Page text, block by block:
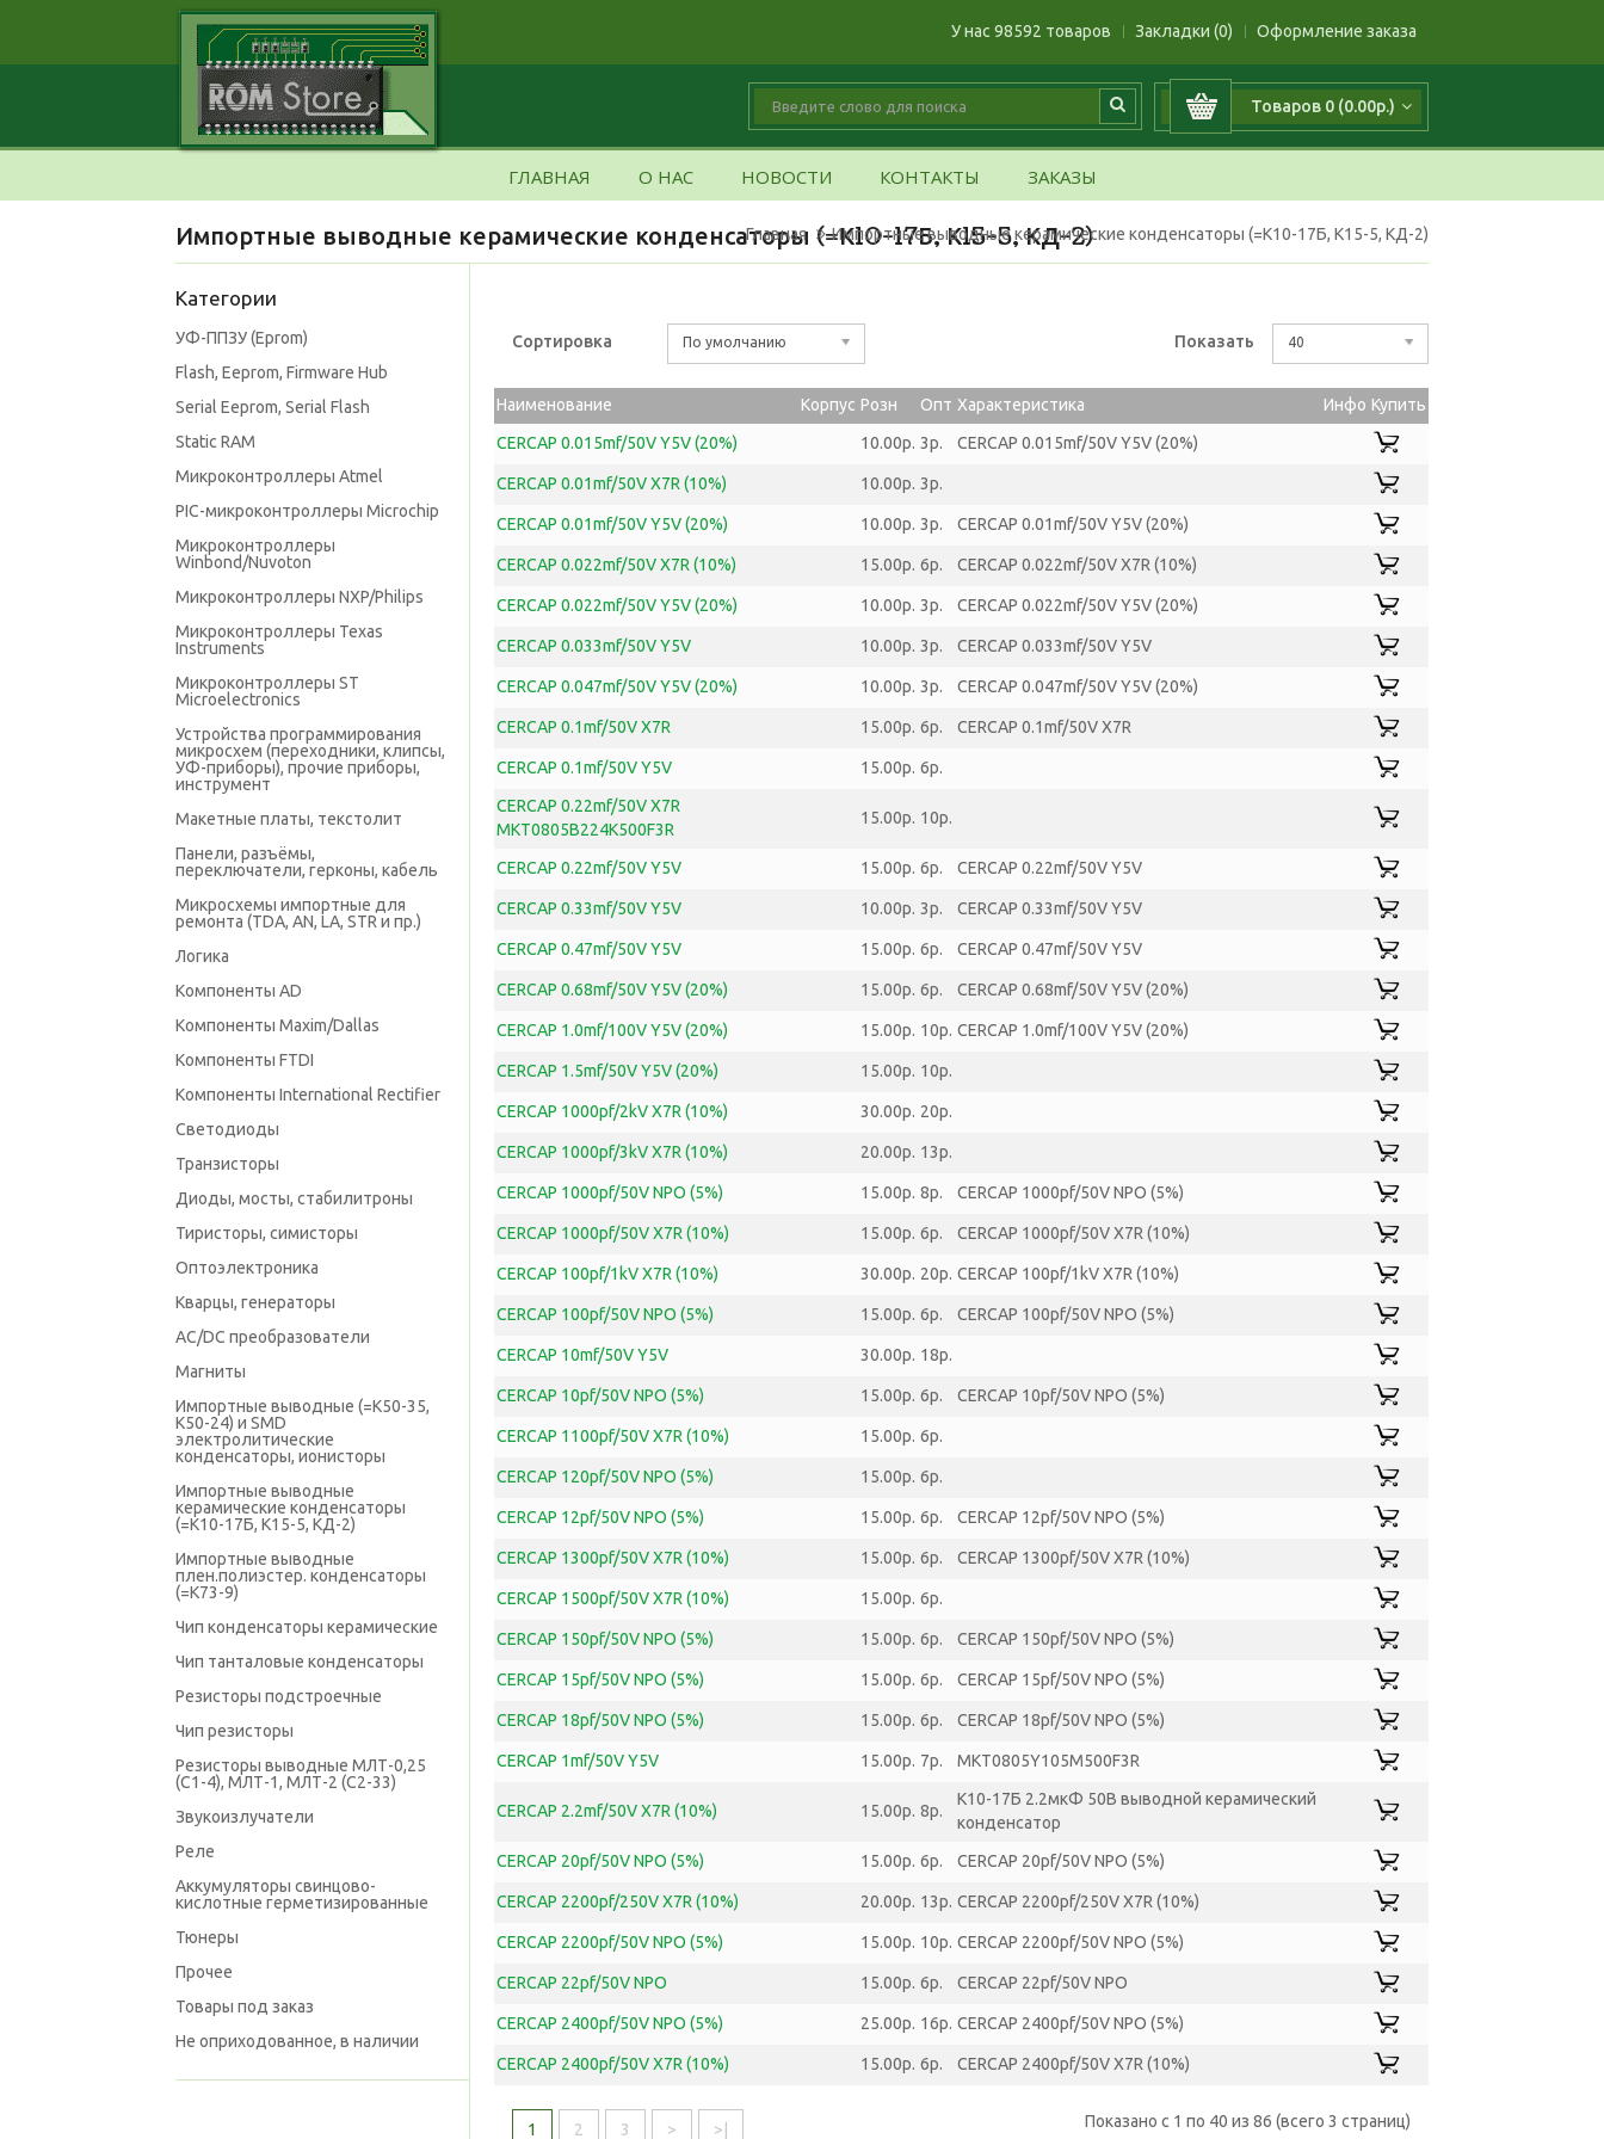
У нас 98592 товаров Закладки (0) Оформление заказа
Товаров 0 (0.00р.)
ГЛАВНАЯ О НАС НОВОСТИ КОНТАКТЫ ЗАКАЗЫ
Импортные выводные керамические конденсаторы (=К10-17Б, К15-5, КД-2)
Главная Импортные выводные керамические конденсаторы (=К10-17Б, К15-5, КД-2)
Категории
УФ-ППЗУ (Eprom)
Flash, Eeprom, Firmware Hub
Serial Eeprom, Serial Flash
Static RAM
Микроконтроллеры Atmel
PIC-микроконтроллеры Microchip
Микроконтроллеры
Winbond/Nuvoton
Микроконтроллеры NXP/Philips
Микроконтроллеры Texas
Instruments
Микроконтроллеры ST
Microelectronics
Устройства программирования
микросхем (переходники, клипсы,
УФ-приборы), прочие приборы,
инструмент
Макетные платы, текстолит
Панели, разъёмы,
переключатели, герконы, кабель
Микросхемы импортные для
ремонта (TDA, AN, LA, STR и пр.)
Логика
Компоненты AD
Компоненты Maxim/Dallas
Компоненты FTDI
Компоненты International Rectifier
Светодиоды
Транзисторы
Диоды, мосты, стабилитроны
Тиристоры, симисторы
Оптоэлектроника
Кварцы, генераторы
AC/DC преобразователи
Магниты
Импортные выводные (=К50-35,
К50-24) и SMD
электролитические
конденсаторы, ионисторы
Импортные выводные
керамические конденсаторы
(=К10-17Б, К15-5, КД-2)
Импортные выводные
плен.полиэстер. конденсаторы
(=К73-9)
Чип конденсаторы керамические
Чип танталовые конденсаторы
Резисторы подстроечные
Чип резисторы
Резисторы выводные МЛТ-0,25
(С1-4), МЛТ-1, МЛТ-2 (С2-33)
Звукоизлучатели
Реле
Аккумуляторы свинцово-
кислотные герметизированные
Тюнеры
Прочее
Товары под заказ
Не оприходованное, в наличии
Сортировка По умолчанию Показать 40
Наименование Корпус Розн Опт Характеристика Инфо Купить
CERCAP 0.015mf/50V Y5V (20%)
10.00р. 3р. CERCAP 0.015mf/50V Y5V (20%)
CERCAP 0.01mf/50V X7R (10%) 10.00р. 3р.
CERCAP 0.01mf/50V Y5V (20%) 10.00р. 3р. CERCAP 0.01mf/50V Y5V (20%)
CERCAP 0.022mf/50V X7R (10%) 15.00р. 6р. CERCAP 0.022mf/50V X7R (10%)
CERCAP 0.022mf/50V Y5V (20%) 10.00р. 3р. CERCAP 0.022mf/50V Y5V (20%)
CERCAP 0.033mf/50V Y5V 10.00р. 3р. CERCAP 0.033mf/50V Y5V
CERCAP 0.047mf/50V Y5V (20%) 10.00р. 3р. CERCAP 0.047mf/50V Y5V (20%)
CERCAP 0.1mf/50V X7R 15.00р. 6р. CERCAP 0.1mf/50V X7R
CERCAP 0.1mf/50V Y5V 15.00р. 6р.
CERCAP 0.22mf/50V X7R
MKT0805B224K500F3R
15.00р. 10р.
CERCAP 0.22mf/50V Y5V 15.00р. 6р. CERCAP 0.22mf/50V Y5V
CERCAP 0.33mf/50V Y5V 10.00р. 3р. CERCAP 0.33mf/50V Y5V
CERCAP 0.47mf/50V Y5V 15.00р. 6р. CERCAP 0.47mf/50V Y5V
CERCAP 0.68mf/50V Y5V (20%) 15.00р. 6р. CERCAP 0.68mf/50V Y5V (20%)
CERCAP 1.0mf/100V Y5V (20%) 15.00р. 10р. CERCAP 1.0mf/100V Y5V (20%)
CERCAP 1.5mf/50V Y5V (20%) 15.00р. 10р.
CERCAP 1000pf/2kV X7R (10%) 30.00р. 20р.
CERCAP 1000pf/3kV X7R (10%) 20.00р. 13р.
CERCAP 1000pf/50V NPO (5%) 15.00р. 8р. CERCAP 1000pf/50V NPO (5%)
CERCAP 1000pf/50V X7R (10%) 15.00р. 6р. CERCAP 1000pf/50V X7R (10%)
CERCAP 100pf/1kV X7R (10%) 30.00р. 20р. CERCAP 100pf/1kV X7R (10%)
CERCAP 100pf/50V NPO (5%) 15.00р. 6р. CERCAP 100pf/50V NPO (5%)
CERCAP 10mf/50V Y5V 30.00р. 18р.
CERCAP 10pf/50V NPO (5%) 15.00р. 6р. CERCAP 10pf/50V NPO (5%)
CERCAP 1100pf/50V X7R (10%) 15.00р. 6р.
CERCAP 120pf/50V NPO (5%) 15.00р. 6р.
CERCAP 12pf/50V NPO (5%) 15.00р. 6р. CERCAP 12pf/50V NPO (5%)
CERCAP 1300pf/50V X7R (10%) 15.00р. 6р. CERCAP 1300pf/50V X7R (10%)
CERCAP 1500pf/50V X7R (10%) 15.00р. 6р.
CERCAP 150pf/50V NPO (5%) 15.00р. 6р. CERCAP 150pf/50V NPO (5%)
CERCAP 15pf/50V NPO (5%) 15.00р. 6р. CERCAP 15pf/50V NPO (5%)
CERCAP 18pf/50V NPO (5%) 15.00р. 6р. CERCAP 18pf/50V NPO (5%)
CERCAP 1mf/50V Y5V 15.00р. 7р. MKT0805Y105M500F3R
CERCAP 2.2mf/50V X7R (10%) 15.00р. 8р.
К10-17Б 2.2мкФ 50В выводной керамический
конденсатор
CERCAP 20pf/50V NPO (5%)
15.00р. 6р. CERCAP 20pf/50V NPO (5%)
CERCAP 2200pf/250V X7R (10%) 20.00р. 13р. CERCAP 2200pf/250V X7R (10%)
CERCAP 2200pf/50V NPO (5%) 15.00р. 10р. CERCAP 2200pf/50V NPO (5%)
CERCAP 22pf/50V NPO 15.00р. 6р. CERCAP 22pf/50V NPO
CERCAP 2400pf/50V NPO (5%) 25.00р. 16р. CERCAP 2400pf/50V NPO (5%)
CERCAP 2400pf/50V X7R (10%) 15.00р. 6р. CERCAP 2400pf/50V X7R (10%)
1 2 3 > >| Показано с 1 по 40 из 86 (всего 3 страниц)